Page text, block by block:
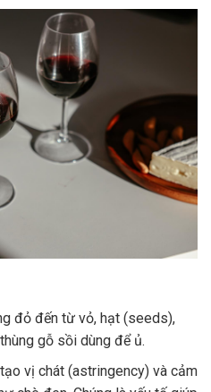
đỏ đến từ vỏ, hạt (seeds),
gỗ sồi dùng để ủ.
vị chát (astringency) và cảm